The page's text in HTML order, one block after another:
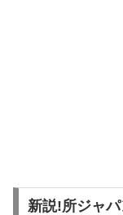
新説!所ジャ